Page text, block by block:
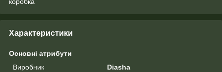
Характеристики
Основні атрибути
Виробник
Diasha